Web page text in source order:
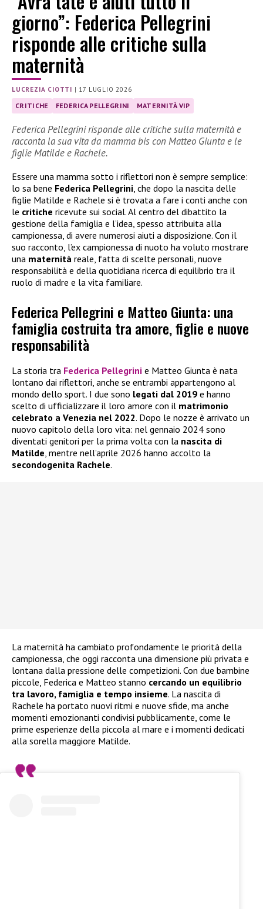
giorno”: Federica Pellegrini
risponde alle critiche sulla
maternità
LUCREZIA CIOTTI | 17 LUGLIO 2026
CRITICHE FEDERICA PELLEGRINI MATERNITÀ VIP
Federica Pellegrini risponde alle critiche sulla maternità e
racconta la sua vita da mamma bis con Matteo Giunta e le
figlie Matilde e Rachele.
Essere una mamma sotto i riflettori non è sempre semplice:
lo sa bene Federica Pellegrini , che dopo la nascita delle
figlie Matilde e Rachele si è trovata a fare i conti anche con
le critiche ricevute sui social. Al centro del dibattito la
gestione della famiglia e l’idea, spesso attribuita alla
campionessa, di avere numerosi aiuti a disposizione. Con il
suo racconto, l’ex campionessa di nuoto ha voluto mostrare
una maternità reale, fatta di scelte personali, nuove
responsabilità e della quotidiana ricerca di equilibrio tra il
ruolo di madre e la vita familiare.
Federica Pellegrini e Matteo Giunta: una
famiglia costruita tra amore, figlie e nuove
responsabilità
La storia tra Federica Pellegrini e Matteo Giunta è nata
lontano dai riflettori, anche se entrambi appartengono al
mondo dello sport. I due sono legati dal 2019 e hanno
scelto di ufficializzare il loro amore con il matrimonio
celebrato a Venezia nel 2022. Dopo le nozze è arrivato un
nuovo capitolo della loro vita: nel gennaio 2024 sono
diventati genitori per la prima volta con la nascita di
Matilde , mentre nell’aprile 2026 hanno accolto la
secondogenita Rachele.
La maternità ha cambiato profondamente le priorità della
campionessa, che oggi racconta una dimensione più privata e
lontana dalla pressione delle competizioni. Con due bambine
piccole, Federica e Matteo stanno cercando un equilibrio
tra lavoro, famiglia e tempo insieme. La nascita di
Rachele ha portato nuovi ritmi e nuove sfide, ma anche
momenti emozionanti condivisi pubblicamente, come le
prime esperienze della piccola al mare e i momenti dedicati
alla sorella maggiore Matilde.